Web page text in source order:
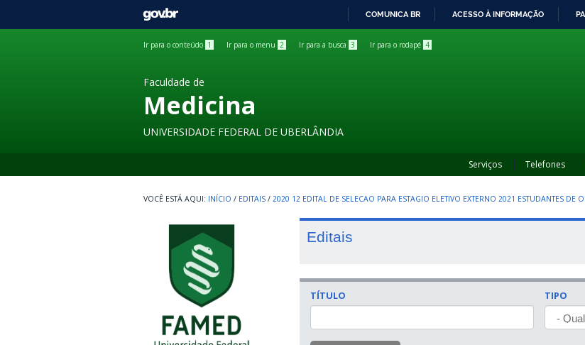
GOVBR
COMUNICA BR ACESSO À INFORMAÇÃO
Ir para o conteúdo 1 Ir para o menu 2 Ir para a busca 3 Ir para o rodapé 4
Faculdade de
Medicina
UNIVERSIDADE FEDERAL DE UBERLÂNDIA
Serviços Telefones
INÍCIO / EDITAIS / 2020 12 EDITAL DE SELECAO PARA ESTAGIO ELETIVO EXTERNO 2021 ESTUDANTES DE
Editais
TÍTULO TIPO